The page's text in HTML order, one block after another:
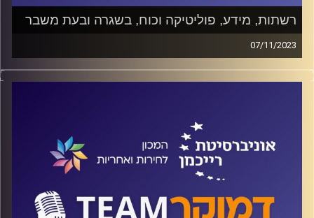
רשתות, מידע, פוליטיקה וכוח, בשגרה ובעת משבר
07/11/2023
פודקאסט המכון לחירות ואחריות באוניברסיטת רייכמן.
ארגוני המחאה? מה יקרה ביום שאחרי? על כל אלה ועל
מעברים מאקדמיה למחאה וממחאה לחברה אזרחית, ישוחח ד"ר
חיים וייצמן עם פרופ' קרין נהון חוקרת בעלת שם, ראשת
חטיבת דאטה, ממשל ודמוקרטיה בבית ספר לאודר לממשל,
דיפלומטיה ואסטרטגיה וממנהיגות המחאה.